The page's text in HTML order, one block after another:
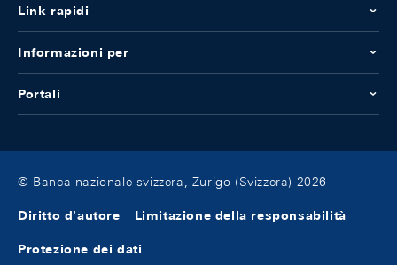
Link rapidi
Informazioni per
Portali
© Banca nazionale svizzera, Zurigo (Svizzera) 2026
Diritto d'autore Limitazione della responsabilità
Protezione dei dati